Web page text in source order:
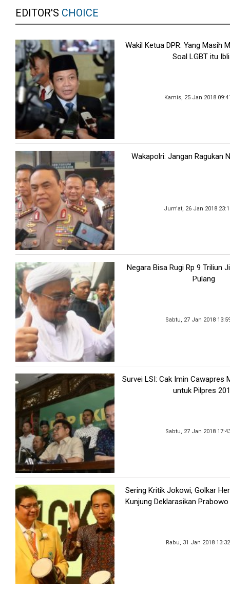
EDITOR'S CHOICE
Wakil Ketua DPR: Yang Masih
Soal LGBT itu
Kamis, 25 Jan 2018
Wakapolri: Jangan Ragukan
Jum'at, 26 Jan 2018
Negara Bisa Rugi Rp 9 Triliun
Pulang
Sabtu, 27 Jan 2018
Survei LSI: Cak Imin Cawapres
untuk Pilpres
Sabtu, 27 Jan 2018
Sering Kritik Jokowi, Golkar
Kunjung Deklarasikan
Rabu, 31 Jan 2018